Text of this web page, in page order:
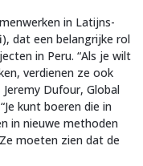
in Latijns-
dat een belangrijke rol
in Peru. “Als je wilt
verdienen ze ook
Dufour, Global
kunt boeren die in
in nieuwe methoden
moeten zien dat de